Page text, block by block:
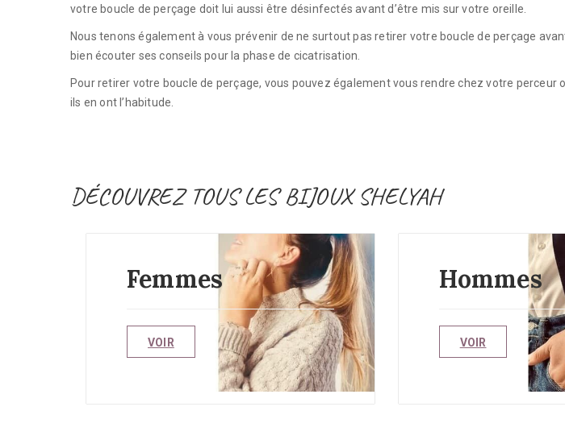
votre boucle de perçage doit lui aussi être désinfectés avant d’être mis sur votre oreille.
Nous tenons également à vous prévenir de ne surtout pas retirer votre boucle de perçage
bien écouter ses conseils pour la phase de cicatrisation.
Pour retirer votre boucle de perçage, vous pouvez également vous rendre chez votre
ils en ont l’habitude.
DÉCOUVREZ TOUS LES BIJOUX SHELYAH
Femmes
VOIR
Hommes
VOIR